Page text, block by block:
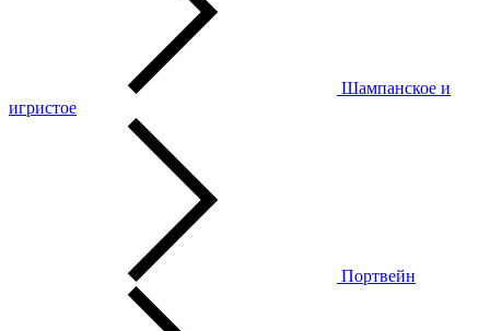
Шампанское и
игристое
Портвейн